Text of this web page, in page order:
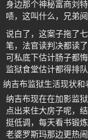
身边那个神秘富商刘
啧，这叫什么，兄弟
说白了，这案子拖了
笔，法官读判决都读
可私底下估计肠子都
监狱食堂估计都得排
纳吉布监狱生活现状
纳吉布现在在加影监
点出来住大房子呢，
挺低调，每天看书锻
老婆罗斯玛那边更热